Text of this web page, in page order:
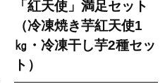
「紅天使」満足セット
（冷凍焼き芋紅天使1
㎏・冷凍干し芋2種セッ
ト）